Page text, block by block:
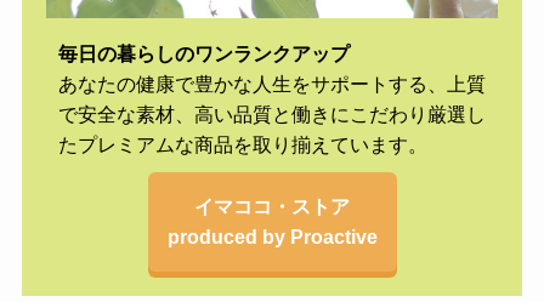
毎日の暮らしのワンランクアップ
あなたの健康で豊かな人生をサポートする、上質
で安全な素材、高い品質と働きにこだわり厳選し
たプレミアムな商品を取り揃えています。
イマココ・ストア
produced by Proactive